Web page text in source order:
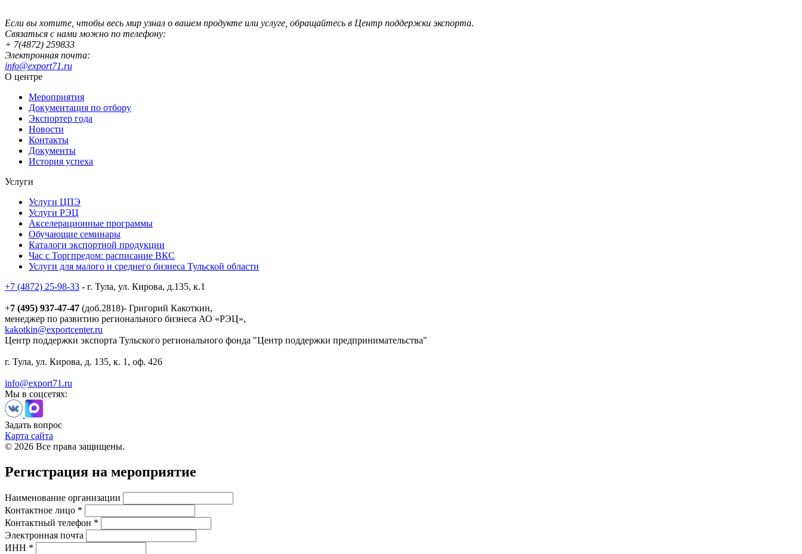
Если вы хотите, чтобы весь мир узнал о вашем продукте или услуге, обращайтесь в Центр поддержки экспорта.
Связаться с нами можно по телефону:
+ 7(4872) 259833
Электронная почта:
info@export71.ru
О центре
Мероприятия
Документация по отбору
Экспортер года
Новости
Контакты
Документы
История успеха
Услуги
Услуги ЦПЭ
Услуги РЭЦ
Акселерационные программы
Обучающие семинары
Каталоги экспортной продукции
Час с Торгпредом: расписание ВКС
Услуги для малого и среднего бизнеса Тульской области
+7 (4872) 25-98-33 - г. Тула, ул. Кирова, д.135, к.1
+7 (495) 937-47-47 (доб.2818)- Григорий Какоткин,
менеджер по развитию регионального бизнеса АО «РЭЦ»,
kakotkin@exportcenter.ru
Центр поддержки экспорта Тульского регионального фонда "Центр поддержки предпринимательства"
г. Тула, ул. Кирова, д. 135, к. 1, оф. 426
info@export71.ru
Мы в соцсетях:
Задать вопрос
Карта сайта
© 2026 Все права защищены.
Регистрация на мероприятие
Наименование организации
Контактное лицо *
Контактный телефон *
Электронная почта
ИНН *